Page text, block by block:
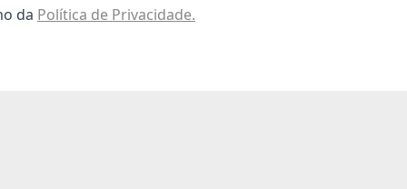
da Política de Privacidade.